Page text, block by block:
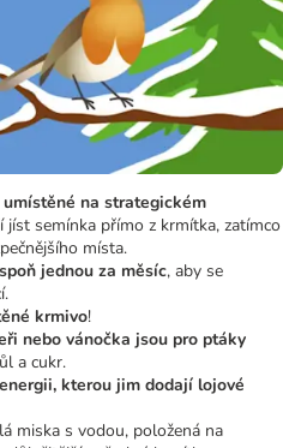
umístěné na strategickém
jíst semínka přímo z krmítka, zatímco
místa.
jednou za měsíc, aby se
krmivo!
nebo vánočka jsou pro ptáky
a cukr.
kterou jim dodají lojové
miska s vodou, položená na